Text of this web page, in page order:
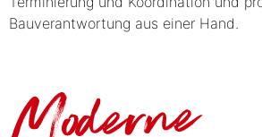
Bauverantwortung aus einer Hand.